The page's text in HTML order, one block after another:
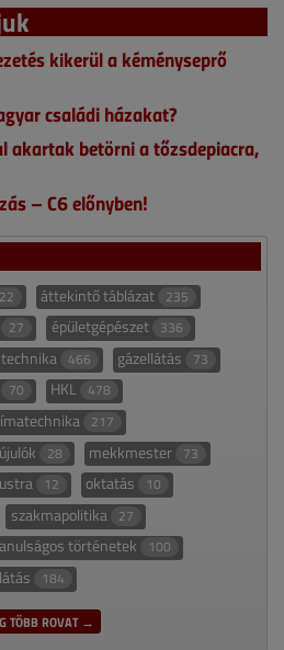
kikerül a kéményseprő
családi házakat?
akartak betörni a tőzsdepiacra,
– C6 előnyben!
22 áttekintő táblázat 235
27 épületgépészet 336
466 gázellátás 73
70 HKL 478
217
28 mekkmester 73
12 oktatás 10
szakmapolitika 27
történetek 100
184
TÖBB ROVAT →